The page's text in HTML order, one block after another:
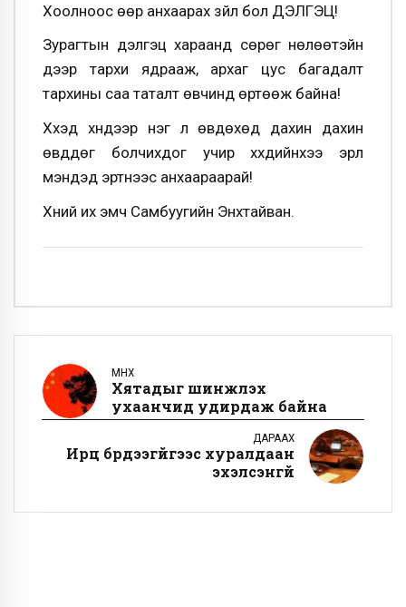
Хоолноос өөр анхаарах зүйл бол ДЭЛГЭЦ!
Зурагтын дэлгэц хараанд сөрөг нөлөөтэйн
дээр тархи ядрааж, архаг цус багадалт
тархины саа таталт өвчинд өртөөж байна!
Хүүхэд хүндээр нэг л өвдөхөд дахин дахин
өвддөг болчихдог учир хүүхдийнхээ эрүүл
мэндэд эртнээс анхаараарай!
Хүний их эмч Самбуугийн Энхтайван.
ӨМНӨХ
Хятадыг шинжлэх
ухаанчид удирдаж байна
ДАРААХ
Ирц бүрдээгүйгээс хуралдаан
эхэлсэнгүй